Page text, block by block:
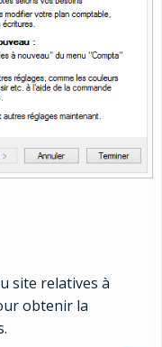
site relatives à
obtenir la